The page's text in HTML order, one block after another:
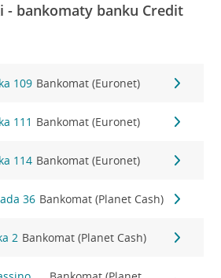
- bankomaty banku Credit
109 Bankomat (Euronet)
111 Bankomat (Euronet)
114 Bankomat (Euronet)
36 Bankomat (Planet Cash)
2 Bankomat (Planet Cash)